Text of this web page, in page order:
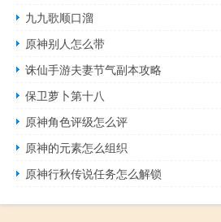
九九歌顺口溜
原神别人怎么带
诛仙手游夫妻节气副本攻略
保卫萝卜第十八
原神角色评级怎么评
原神的元素怎么组织
原神行秋传说任务怎么解锁